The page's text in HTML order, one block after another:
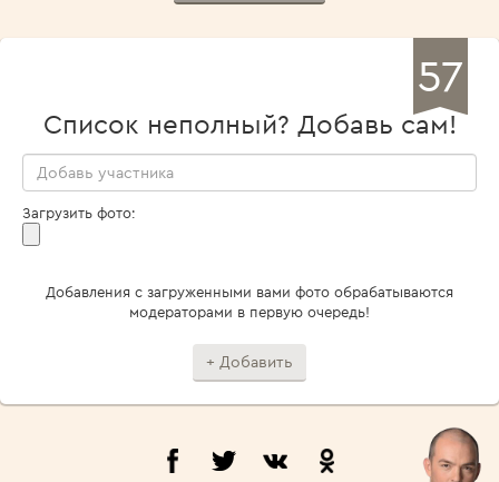
57
Список неполный? Добавь сам!
Загрузить фото:
Добавления с загруженными вами фото обрабатываются
модераторами в первую очередь!